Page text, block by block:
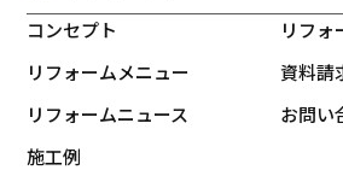
コンセプト
リフォームメニュー
リフォームニュース
施工例
リフォ
資料請
お問い